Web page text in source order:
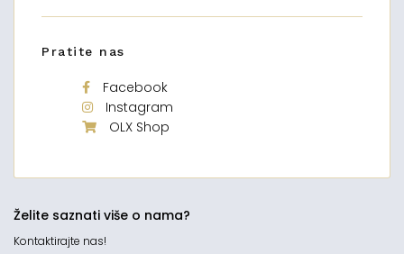
Pratite nas
Facebook
Instagram
OLX Shop
Želite saznati više o nama?
Kontaktirajte nas!